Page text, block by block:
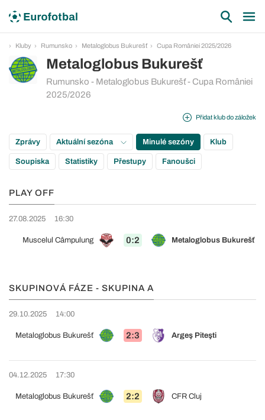
Kluby Rumunsko Metaloglobus Bukurešť Cupa României 2025/2026
Metaloglobus Bukurešť
Rumunsko - Metaloglobus Bukurešť - Cupa României
2025/2026
Přidat klub do záložek
Zprávy Aktuální sezóna Minulé sezóny Klub
Soupiska Statistiky Přestupy Fanoušci
PLAY OFF
27.08.2025 16:30
Muscelul Câmpulung 0:2 Metaloglobus Bukurešť
SKUPINOVÁ FÁZE - SKUPINA A
29.10.2025 14:00
Metaloglobus Bukurešť 2:3 Argeş Piteşti
04.12.2025 17:30
Metaloglobus Bukurešť 2:2 CFR Cluj